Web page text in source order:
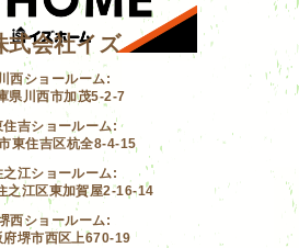
式会社イズ
西ショールーム:
県川西市加茂5-2-7
住吉ショールーム:
東住吉区杭全8-4-15
之江ショールーム:
之江区東加賀屋2-16-14
西ショールーム:
府堺市西区上670-19